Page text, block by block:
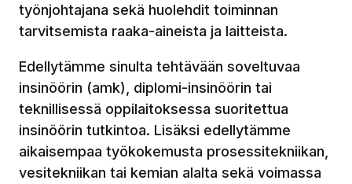
työnjohtajana sekä huolehdit toiminnan
tarvitsemista raaka-aineista ja laitteista.
Edellytämme sinulta tehtävään soveltuvaa
insinöörin (amk), diplomi-insinöörin tai
teknillisessä oppilaitoksessa suoritettua
insinöörin tutkintoa. Lisäksi edellytämme
aikaisempaa työkokemusta prosessitekniikan,
vesitekniikan tai kemian alalta sekä voimassa